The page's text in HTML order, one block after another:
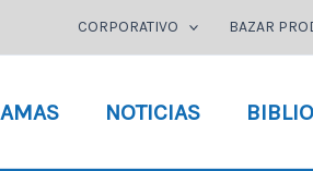
CORPORATIVO BAZAR
NOTICIAS